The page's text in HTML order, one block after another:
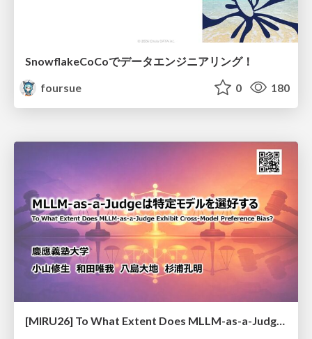
SnowflakeCoCoでデータエンジニアリング！
foursue
0 180
[MIRU26] To What Extent Does MLLM-as-a-Judge Exhibit Cross-Model Preference Bias?